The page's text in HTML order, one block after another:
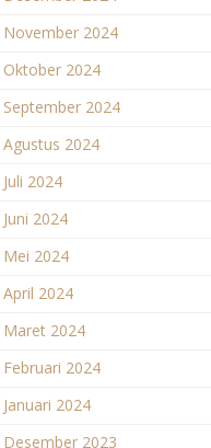
November 2024
Oktober 2024
September 2024
Agustus 2024
Juli 2024
Juni 2024
Mei 2024
April 2024
Maret 2024
Februari 2024
Januari 2024
Desember 2023